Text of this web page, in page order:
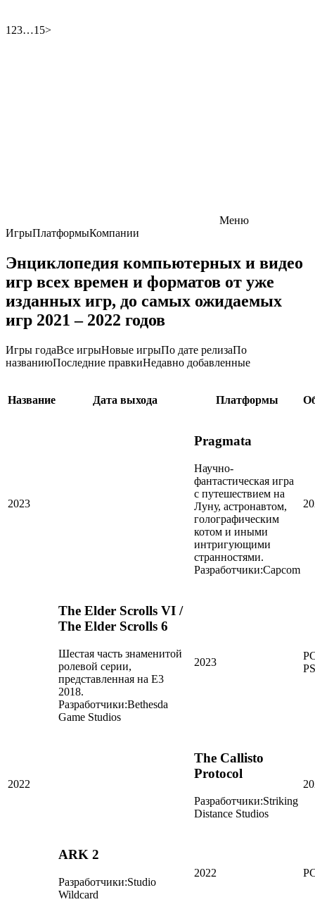
123…15>
Меню
ИгрыПлатформыКомпании
Энциклопедия компьютерных и видео
игр всех времен и форматов от уже
изданных игр, до самых ожидаемых
игр 2021 – 2022 годов
Игры годаВсе игрыНовые игрыПо дате релизаПо
названиюПоследние правкиНедавно добавленные
Название Дата выхода Платформы
2023
Pragmata
Научно-
фантастическая игра
с путешествием на
Луну, астронавтом,
голографическим
котом и иными
интригующими
странностями.
Разработчики:Capcom
The Elder Scrolls VI /
The Elder Scrolls 6
Шестая часть знаменитой
ролевой серии,
представленная на E3
2018.
Разработчики:Bethesda
Game Studios
2023
2022
The Callisto
Protocol
Разработчики:Striking
Distance Studios
ARK 2
Разработчики:Studio
Wildcard
2022